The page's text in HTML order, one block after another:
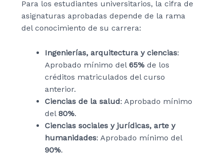
Para los estudiantes universitarios, la cifra de
asignaturas aprobadas depende de la rama
del conocimiento de su carrera:
Ingenierías, arquitectura y ciencias:
Aprobado mínimo del 65% de los
créditos matriculados del curso
anterior.
Ciencias de la salud: Aprobado mínimo
del 80%.
Ciencias sociales y jurídicas, arte y
humanidades: Aprobado mínimo del
90%.